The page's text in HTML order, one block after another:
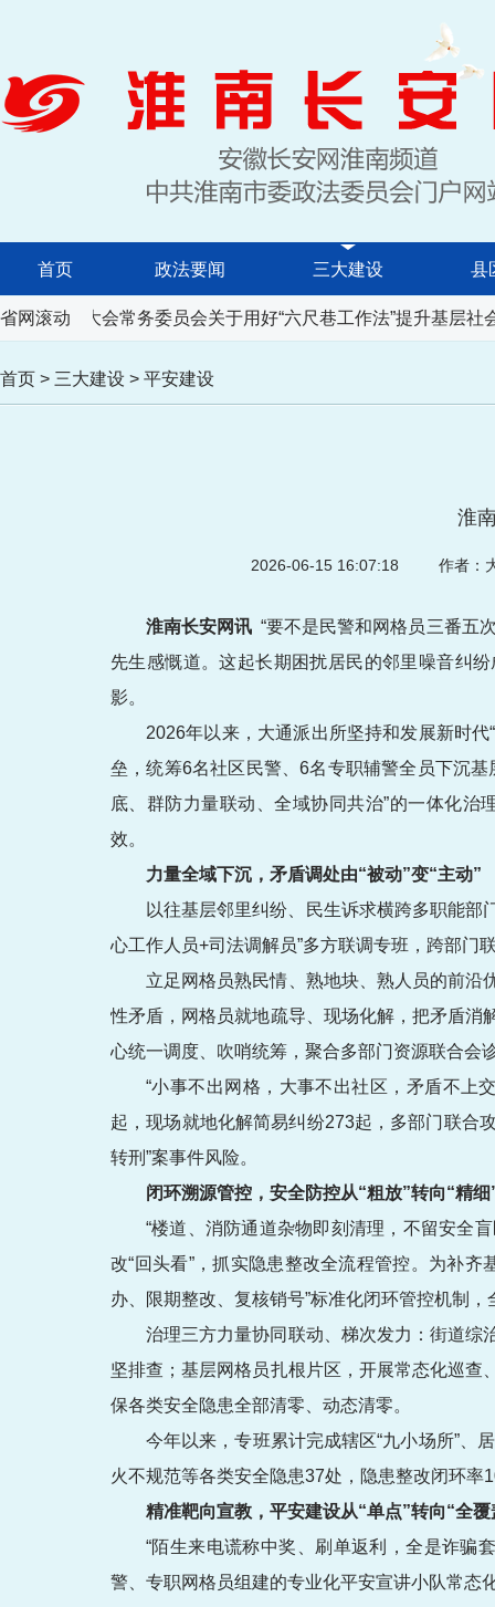
首页 政法要闻 三大建设 县
省网滚动
民代表大会常务委员会关于用好“六尺巷工作法”提升基层社
首页 > 三大建设 > 平安建设
淮
2026-06-15 16:07:18 作者：
淮南长安网讯 “要不是民警和网格员三番五
先生感慨道。这起长期困扰居民的邻里噪音纠
影。
2026年以来，大通派出所坚持和发展新时
垒，统筹6名社区民警、6名专职辅警全员下沉
底、群防力量联动、全域协同共治”的一体化
效。
力量全域下沉，矛盾调处由“被动”变“主动”
以往基层邻里纠纷、民生诉求横跨多职能部
心工作人员+司法调解员”多方联调专班，跨部门
立足网格员熟民情、熟地块、熟人员的前沿
性矛盾，网格员就地疏导、现场化解，把矛盾
心统一调度、吹哨统筹，聚合多部门资源联合会
“小事不出网格，大事不出社区，矛盾不上
起，现场就地化解简易纠纷273起，多部门联合
转刑”案事件风险。
闭环溯源管控，安全防控从“粗放”转向“精细
“楼道、消防通道杂物即刻清理，不留安全
改“回头看”，抓实隐患整改全流程管控。为补
办、限期整改、复核销号”标准化闭环管控机制
治理三方力量协同联动、梯次发力：街道综
坚排查；基层网格员扎根片区，开展常态化巡
保各类安全隐患全部清零、动态清零。
今年以来，专班累计完成辖区“九小场所”、
火不规范等各类安全隐患37处，隐患整改闭环
精准靶向宣教，平安建设从“单点”转向“全覆
“陌生来电谎称中奖、刷单返利，全是诈骗
警、专职网格员组建的专业化平安宣讲小队常态